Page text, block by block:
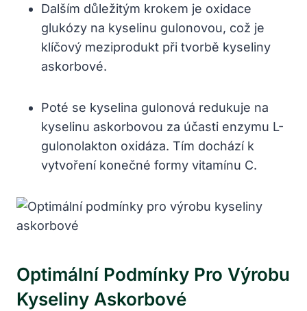
Dalším důležitým krokem je oxidace
glukózy na kyselinu gulonovou, což je
klíčový meziprodukt při tvorbě kyseliny
askorbové.
Poté se kyselina gulonová redukuje na
kyselinu askorbovou za účasti enzymu L-
gulonolakton oxidáza. Tím dochází k
vytvoření konečné formy vitamínu C.
Optimální Podmínky Pro Výrobu
Kyseliny Askorbové